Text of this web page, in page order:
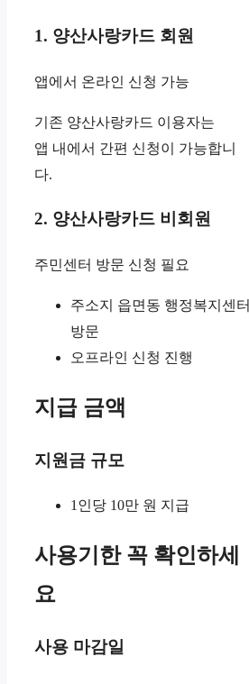
1. 양산사랑카드 회원
앱에서 온라인 신청 가능
기존 양산사랑카드 이용자는
앱 내에서 간편 신청이 가능합니
다.
2. 양산사랑카드 비회원
주민센터 방문 신청 필요
주소지 읍면동 행정복지센터
방문
오프라인 신청 진행
지급 금액
지원금 규모
1인당 10만 원 지급
사용기한 꼭 확인하세
요
사용 마감일